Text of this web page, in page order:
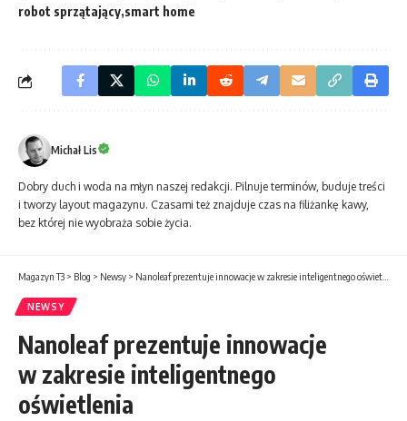
robot sprzątający smart home
Michał Lis
Dobry duch i woda na młyn naszej redakcji. Pilnuje terminów, buduje treści
i tworzy layout magazynu. Czasami też znajduje czas na filiżankę kawy,
bez której nie wyobraża sobie życia.
Magazyn T3 > Blog > Newsy > Nanoleaf prezentuje innowacje w zakresie inteligentnego oświetlenia
NEWSY
Nanoleaf prezentuje innowacje
w zakresie inteligentnego
oświetlenia